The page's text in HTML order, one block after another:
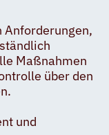
Maßnahmen
über den
und